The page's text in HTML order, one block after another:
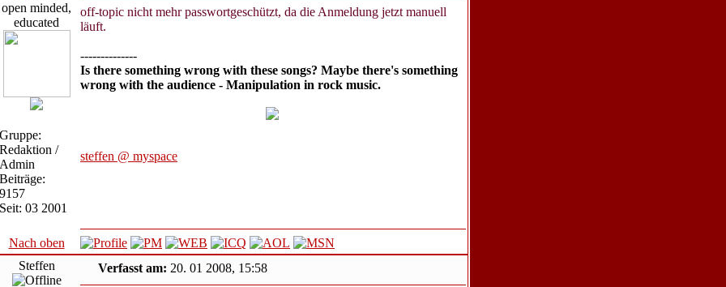
open minded,
educated
Gruppe:
Redaktion /
Admin
Beiträge:
9157
Seit: 03 2001
off-topic nicht mehr passwortgeschützt, da die Anmeldung jetzt manuell
läuft.
--------------
Is there something wrong with these songs? Maybe there's something
wrong with the audience - Manipulation in rock music.
steffen @ myspace
Nach oben
Steffen
Verfasst am: 20. 01 2008, 15:58